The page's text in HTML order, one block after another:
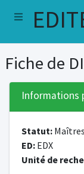
Fiche de
Informations
Statut:
ED: EDX
Unité de